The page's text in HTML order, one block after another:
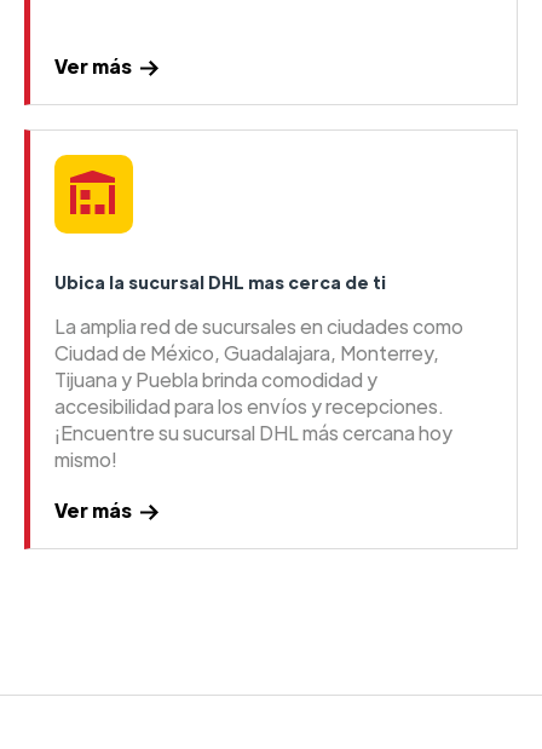
Ver más
Ubica la sucursal DHL mas cerca de ti
La amplia red de sucursales en ciudades como
Ciudad de México, Guadalajara, Monterrey,
Tijuana y Puebla brinda comodidad y
accesibilidad para los envíos y recepciones.
¡Encuentre su sucursal DHL más cercana hoy
mismo!
Ver más